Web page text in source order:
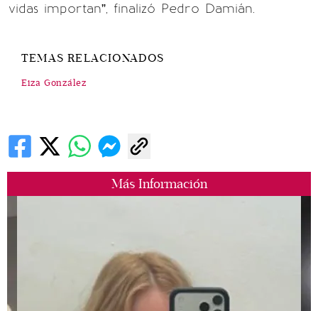
Más Información
vidas importan”, finalizó Pedro Damián.
TEMAS RELACIONADOS
Eiza González